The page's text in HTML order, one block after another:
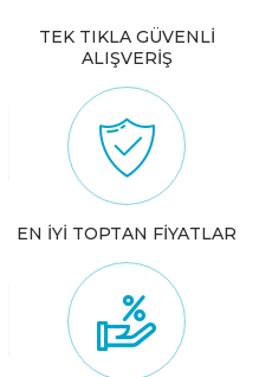
TEK TIKLA GÜVENLİ
ALIŞVERİŞ
EN İYİ TOPTAN FİYATLAR